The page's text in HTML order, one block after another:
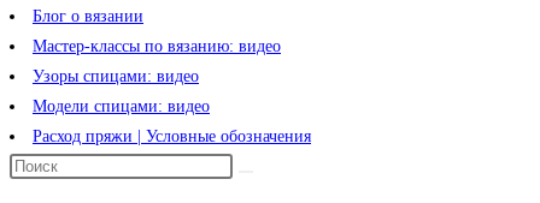
Блог о вязании
Мастер-классы по вязанию: видео
Узоры спицами: видео
Модели спицами: видео
Расход пряжи | Условные обозначения